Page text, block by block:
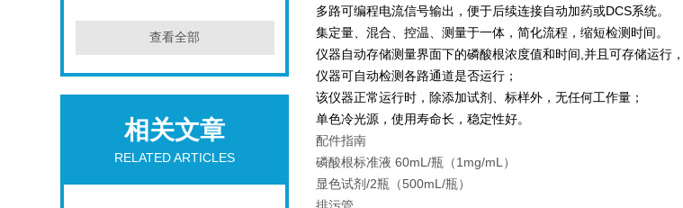
查看全部
相关文章
RELATED ARTICLES
多路可编程电流信号输出，便于后续连接自动加药或DCS系统。
集定量、混合、控温、测量于一体，简化流程，缩短检测时间。
仪器自动存储测量界面下的磷酸根浓度值和时间,并且可存储运行
仪器可自动检测各路通道是否运行；
该仪器正常运行时，除添加试剂、标样外，无任何工作量；
单色冷光源，使用寿命长，稳定性好。
配件指南
磷酸根标准液 60mL/瓶（1mg/mL）
显色试剂/2瓶（500mL/瓶）